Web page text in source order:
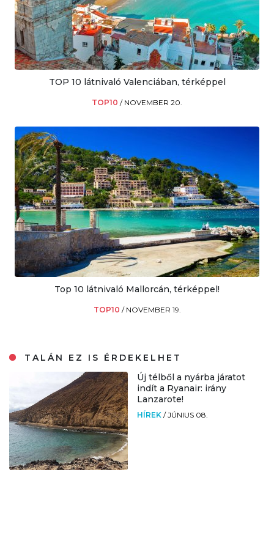
TOP 10 látnivaló Valenciában, térképpel
TOP10 / NOVEMBER 20.
Top 10 látnivaló Mallorcán, térképpel!
TOP10 / NOVEMBER 19.
TALÁN EZ IS ÉRDEKELHET
Új télből a nyárba járatot
indít a Ryanair: irány
Lanzarote!
HÍREK /JÚNIUS 08.